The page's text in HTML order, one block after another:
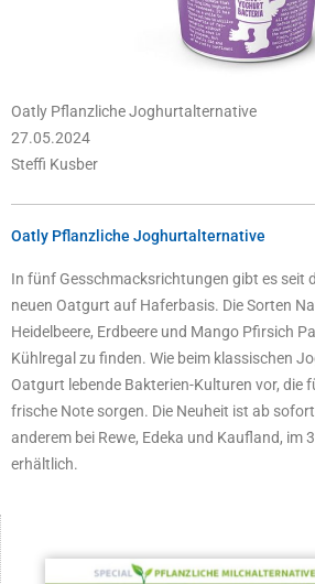
Oatly Pflanzliche Joghurtalternative
27.05.2024
Steffi Kusber
Oatly Pflanzliche Joghurtalternative
In fünf Gesschmacksrichtungen gibt es seit
neuen Oatgurt auf Haferbasis. Die Sorten
Heidelbeere, Erdbeere und Mango Pfirsich
Kühlregal zu finden. Wie beim klassischen
Oatgurt lebende Bakterien-Kulturen vor, die
frische Note sorgen. Die Neuheit ist ab
anderem bei Rewe, Edeka und Kaufland, im
erhältlich.